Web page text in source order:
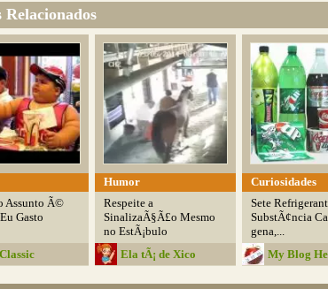
Assunto Ã©
Gasto
Humor
Respeite a
SinalizaÃ§Ã£o Mesmo
no EstÃ¡bulo
Ela tÃ¡ de Xico
Curiosidades
Sete
SubstÃ¢ncia
gena,...
My Blog